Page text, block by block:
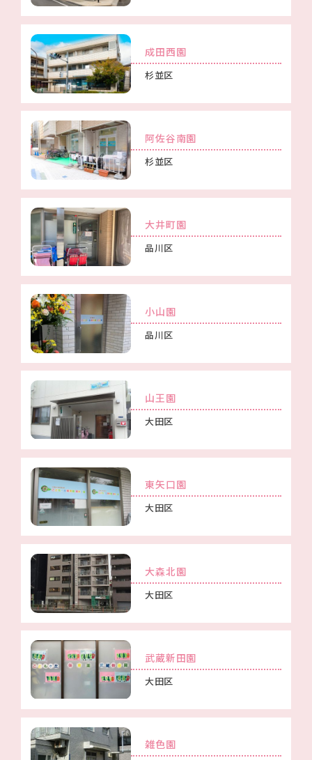
成田西園
杉並区
阿佐谷南園
杉並区
大井町園
品川区
小山園
品川区
山王園
大田区
東矢口園
大田区
大森北園
大田区
武蔵新田園
大田区
雑色園